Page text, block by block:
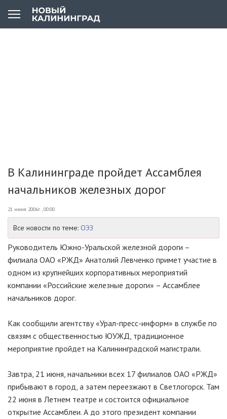
В Калининграде пройдет Ассамблея
начальников железных дорог
21 июня 2006г., 00:00
Все новости по теме: ОЭЗ
Руководитель Южно-Уральской железной дороги –
филиала ОАО «РЖД» Анатолий Левченко примет участие в
одном из крупнейших корпоративных мероприятий
компании «Российские железные дороги» – Ассамблее
начальников дорог.
Как сообщили агентству «Урал-пресс-информ» в службе по
связям с общественностью ЮУЖД, традиционное
мероприятие пройдет на Калининградской магистрали.
Завтра, 21 июня, начальники всех 17 филиалов ОАО «РЖД»
прибывают в город, а затем переезжают в Светлогорск. Там
22 июня в Летнем театре и состоится официальное
открытие Ассамблеи. А до этого президент компании